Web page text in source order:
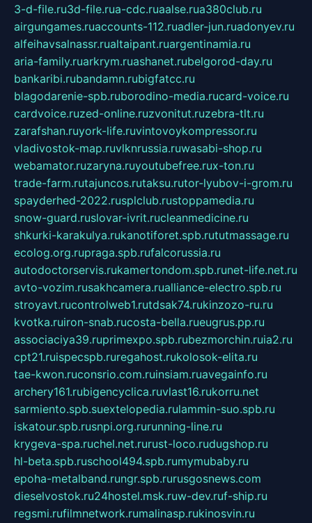
3-d-file.ru3d-file.rua-cdc.ruaalse.rua380club.ru
airgungames.ruaccounts-112.ruadler-jun.ruadonyev.ru
alfeihavsalnassr.rualtaipant.ruargentinamia.ru
aria-family.ruarkrym.ruashanet.rubelgorod-day.ru
bankaribi.rubandamn.rubigfatcc.ru
blagodarenie-spb.ruborodino-media.rucard-voice.ru
cardvoice.ruzed-online.ruzvonitut.ruzebra-tlt.ru
zarafshan.ruyork-life.ruvintovoykompressor.ru
vladivostok-map.ruvlknrussia.ruwasabi-shop.ru
webamator.ruzaryna.ruyoutubefree.rux-ton.ru
trade-farm.rutajuncos.rutaksu.rutor-lyubov-i-grom.ru
spayderhed-2022.rusplclub.rustoppamedia.ru
snow-guard.ruslovar-ivrit.rucleanmedicine.ru
shkurki-karakulya.rukanotiforet.spb.rututmassage.ru
ecolog.org.rupraga.spb.rufalcorussia.ru
autodoctorservis.rukamertondom.spb.runet-life.net.ru
avto-vozim.rusakhcamera.rualliance-electro.spb.ru
stroyavt.rucontrolweb1.rutdsak74.rukinzozo-ru.ru
kvotka.ruiron-snab.rucosta-bella.rueugrus.pp.ru
associaciya39.ruprimexpo.spb.rubezmorchin.ruia2.ru
cpt21.ruispecspb.ruregahost.rukolosok-elita.ru
tae-kwon.ruconsrio.com.ruinsiam.ruavegainfo.ru
archery161.rubigencyclica.ruvlast16.rukorru.net
sarmiento.spb.suextelopedia.rulammin-suo.spb.ru
iskatour.spb.rusnpi.org.rurunning-line.ru
krygeva-spa.ruchel.net.rurust-loco.rudugshop.ru
hl-beta.spb.ruschool494.spb.rumymubaby.ru
epoha-metalband.rungr.spb.rurusgosnews.com
dieselvostok.ru24hostel.msk.ruw-dev.ruf-ship.ru
regsmi.rufilmnetwork.rumalinasp.rukinosvin.ru